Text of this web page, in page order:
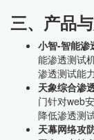
三、产品
小智-智能渗
能渗透测试
渗透测试能力
天象综合渗
门针对web
降低渗透测
天幕网络攻